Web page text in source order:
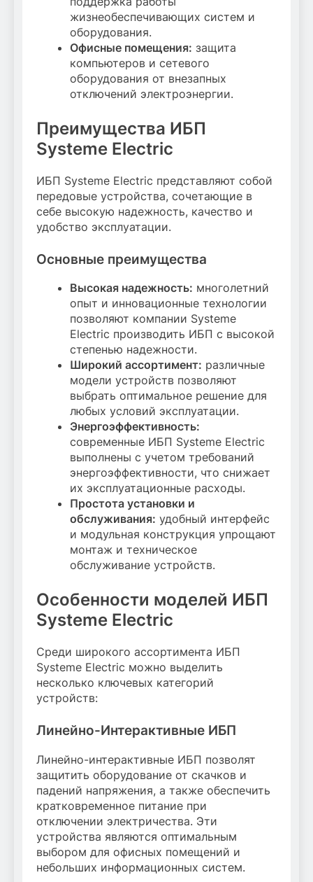
жизнеобеспечивающих систем и
оборудования.
Офисные помещения: защита
компьютеров и сетевого
оборудования от внезапных
отключений электроэнергии.
Преимущества ИБП
Systeme Electric
ИБП Systeme Electric представляют собой
передовые устройства, сочетающие в
себе высокую надежность, качество и
удобство эксплуатации.
Основные преимущества
Высокая надежность: многолетний
опыт и инновационные технологии
позволяют компании Systeme
Electric производить ИБП с высокой
степенью надежности.
Широкий ассортимент: различные
модели устройств позволяют
выбрать оптимальное решение для
любых условий эксплуатации.
Энергоэффективность:
современные ИБП Systeme Electric
выполнены с учетом требований
энергоэффективности, что снижает
их эксплуатационные расходы.
Простота установки и
обслуживания: удобный интерфейс
и модульная конструкция упрощают
монтаж и техническое
обслуживание устройств.
Особенности моделей ИБП
Systeme Electric
Среди широкого ассортимента ИБП
Systeme Electric можно выделить
несколько ключевых категорий
устройств:
Линейно-Интерактивные ИБП
Линейно-интерактивные ИБП позволят
защитить оборудование от скачков и
падений напряжения, а также обеспечить
кратковременное питание при
отключении электричества. Эти
устройства являются оптимальным
выбором для офисных помещений и
небольших информационных систем.